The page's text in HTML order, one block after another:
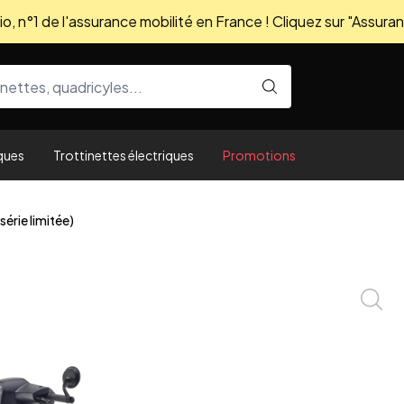
n°1 de l'assurance mobilité en France ! Cliquez sur
Trottinettes électriques Promotions
limitée)